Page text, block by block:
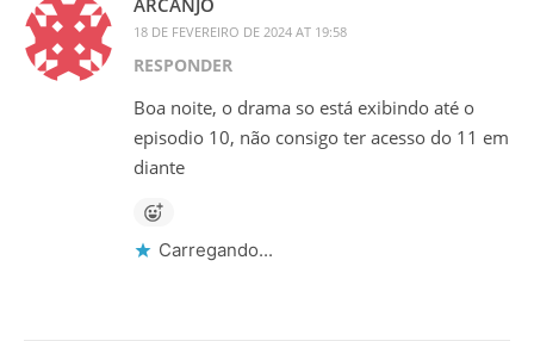
ARCANJO
18 DE FEVEREIRO DE 2024 AT 19:58
RESPONDER
Boa noite, o drama so está exibindo até o
episodio 10, não consigo ter acesso do 11 em
diante
Carregando...